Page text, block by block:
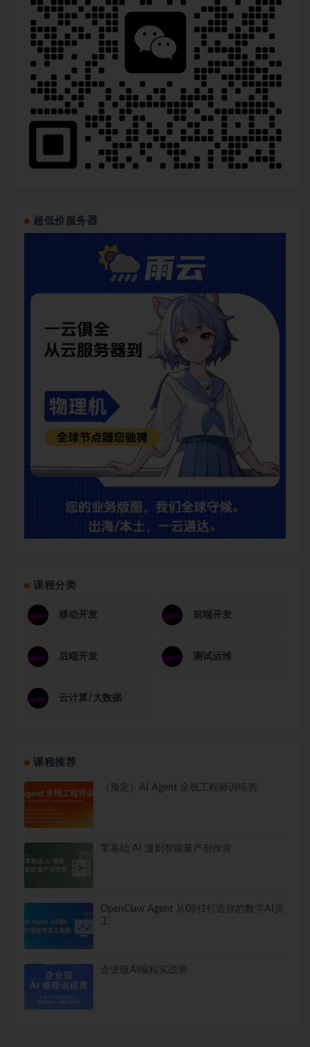
超低价服务器
课程分类
移动开发 前端开发
后端开发 测试运维
云计算/大数据
课程推荐
（预定）AI Agent 全栈工程师训练营
零基础 AI 漫剧智能量产创作营
OpenClaw Agent 从0到1打造你的数字AI员
工
企业级AI编程实战营